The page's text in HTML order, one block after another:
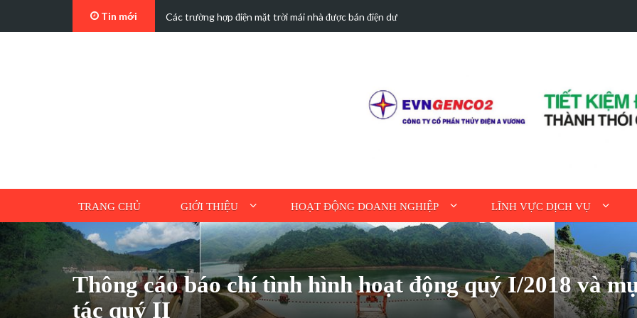
Tin mới Các trường hợp điện mặt trời mái nhà được bán điện dư
TRANG CHỦ GIỚI THIỆU HOẠT ĐỘNG DOANH NGHIỆP LĨNH VỰC DỊCH VỤ
Thông cáo báo chí tình hình hoạt động quý I/2018 và
tác quý II